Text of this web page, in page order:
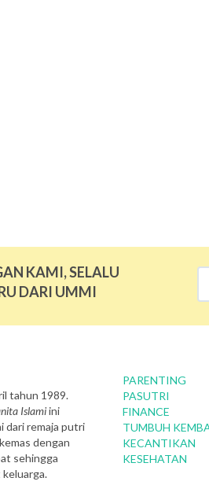
KAMI, SELALU
DARI UMMI
tahun 1989.
Islamiini
dari remaja putri
dengan
sehingga
PARENTING
PASUTRI
FINANCE
TUMBUH
KECANTIKAN
KESEHATAN